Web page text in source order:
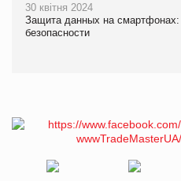
30 квітня 2024
Защита данных на
безопасности